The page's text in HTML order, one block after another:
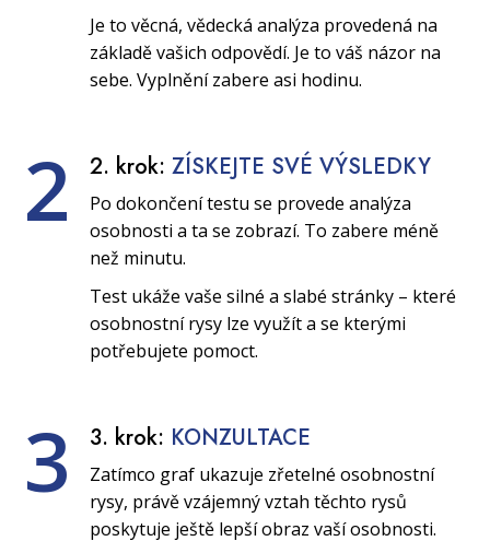
Je to věcná, vědecká analýza provedená na
základě vašich odpovědí. Je to váš názor na
sebe. Vyplnění zabere asi hodinu.
2 2. krok: ZÍSKEJTE SVÉ VÝSLEDKY
Po dokončení testu se provede analýza
osobnosti a ta se zobrazí. To zabere méně
než minutu.
Test ukáže vaše silné a slabé stránky – které
osobnostní rysy lze využít a se kterými
potřebujete pomoct.
3 3. krok: KONZULTACE
Zatímco graf ukazuje zřetelné osobnostní
rysy, právě vzájemný vztah těchto rysů
poskytuje ještě lepší obraz vaší osobnosti.